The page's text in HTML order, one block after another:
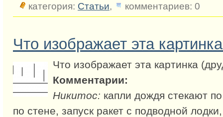
категория: Статьи, комментариев: 0
Что изображает эта
Что изображает эта картинка
Комментарии:
Никитос: капли дождя стекают
по стене, запуск ракет с подводной